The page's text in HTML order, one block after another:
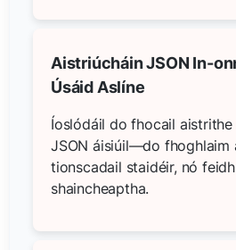
Aistriúcháin JSON In-
Úsáid Aslíne
Íoslódáil do fhocail
JSON áisiúil—do fhoghlaim
tionscadail staidéir, nó
shaincheaptha.